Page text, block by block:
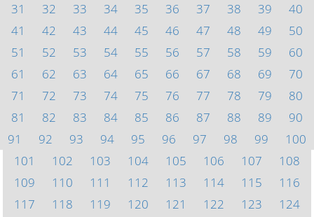
31
32 33 34 35 36 37 38 39
40
41
42 43 44 45 46 47 48 49
50
51
52 53 54 55 56 57 58 59
60
61
62 63 64 65 66 67 68 69
70
71
72 73 74 75 76 77 78 79
80
81
82 83 84 85 86 87 88 89
90
91
92 93 94 95 96 97 98 99
100
101
102 103 104 105 106 107
108
109
110 111 112 113 114 115
116
117
118 119 120 121 122 123
124